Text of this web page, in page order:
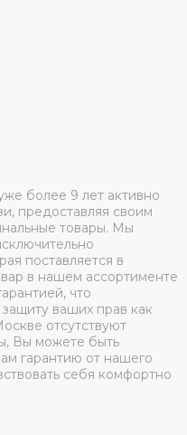
более 9 лет активно
предоставляя своим
товары. Мы
поставляется в
в нашем ассортименте
что
ваших прав как
отсутствуют
Вы можете быть
гарантию от нашего
себя комфортно